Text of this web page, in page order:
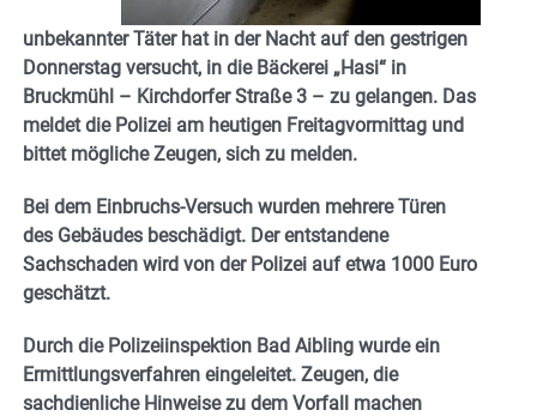
unbekannter Täter hat in der Nacht auf den gestrigen
Donnerstag versucht, in die Bäckerei „Hasi“ in
Bruckmühl – Kirchdorfer Straße 3 – zu gelangen. Das
meldet die Polizei am heutigen Freitagvormittag und
bittet mögliche Zeugen, sich zu melden.
Bei dem Einbruchs-Versuch wurden mehrere Türen
des Gebäudes beschädigt. Der entstandene
Sachschaden wird von der Polizei auf etwa 1000 Euro
geschätzt.
Durch die Polizeiinspektion Bad Aibling wurde ein
Ermittlungsverfahren eingeleitet. Zeugen, die
sachdienliche Hinweise zu dem Vorfall machen